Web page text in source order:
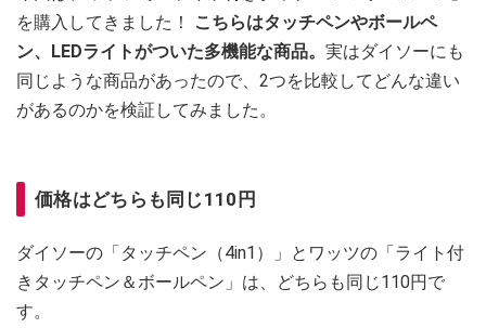
を購入してきました！
こちらはタッチペンやボールペ
ン、LEDライトがついた多機能な商品。 実はダイソーにも
同じような商品があったので、2つを比較してどんな違い
があるのかを検証してみました。
価格はどちらも同じ110円
ダイソーの「タッチペン（4in1）」とワッツの「ライト付
きタッチペン＆ボールペン」は、どちらも同じ110円で
す。